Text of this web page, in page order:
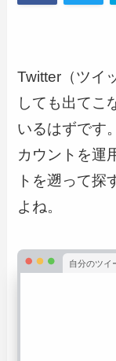
Twitter（ツイ
しても出てこ
いるはずです
カウントを運
トを遡って探
よね。
自分のツイ